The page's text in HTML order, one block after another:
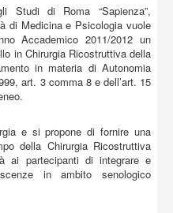
Studi di Roma “Sapienza”,
di Medicina e Psicologia vuole
Accademico 2011/2012 un
in Chirurgia Ricostruttiva della
in materia di Autonomia
art. 3 comma 8 e dell’art. 15
e si propone di fornire una
della Chirurgia Ricostruttiva
ai partecipanti di integrare e
in ambito senologico